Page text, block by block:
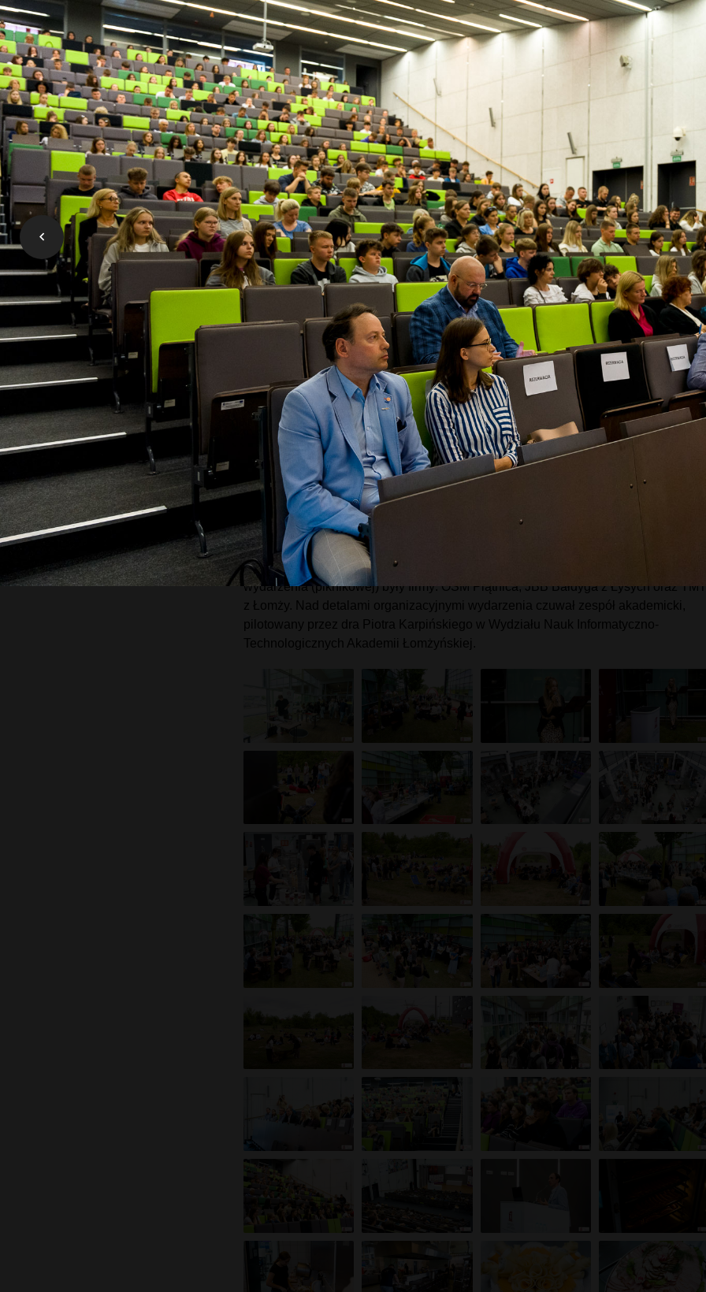
mięsa pochodziło z laboratorium. Dr inż. Bartosz Kruszewski przytaczał wiele
ciekawych faktów: tworzenie „nieśmiertelnych komórek macierzystych”,
mięsa wyhodowanego w laboratorium w steki, szynki i parówki za pomocą druku
3D. Mówił, że wyhodować w laboratorium możemy każde mięso, nie tylko udko
kurczaka ale także polędwicę z lwa lub zebry, albo aligatora. I że czas takiej
produkcji to od dwóch do ośmiu tygodni, a przy optymalizacji procesu – ledwie
osiem dni. Tymczasem wyhodowanie drobiu na farmie to 5-7 tygodni, w przypadku
wieprzowiny 6 miesięcy, a wołowiny – aż 2 lata.
Prelekcji słuchali uczniowie, około czterysta osób zgromadzonych na auli
akademickiej, a także setki łączące się wydarzeniem on-line ze swoich szkół.
Jakub, Janusz, Michał przyjechali do Akademii Łomżyńskiej z Zespołu Szkół w
Rucianem-Nidzie. - Jesteśmy tu po raz pierwszy, ale nasz kolega u was studiuje i
wiemy, że to fajna uczelni. Wykłady były ciekawe, chętnie bym spróbował takiego
mięsa z laboratorium – mówili uczniowie klasy czwartej. I żartowali, że dobrze iż na
części towarzyszącej kampanii edukacyjnej – a był nią piknik z kocykami,
leżaczkami i muzyką na żywo – mięsne przekąski pochodziły z tradycyjnie
wyhodowanej wieprzowiny, przetworzone na ultranowoczesnej uczytelnianej Hali
technologicznej w procesie dydaktycznym na kierunkach Technologia żywności i
żywienie człowieka oraz Bezpieczeństwo i certyfikacja żywności.
II Kampanię Edukacyjną pod hasłem „Bezpieczeństwo Żywności” otwierała
Prorektor ds. Nauki i Współpracy z Zagranicą Akademii Łomżyńskiej dr hab. Sylwia
Chojnowska, prof. AŁ. A w części oficjalnej głos zabierał także Wojciech
Dąbrowski, prezes Edpol Food & Innovations, mówiąc, że firma w najbliższym
półroczu otworzy nowoczesne Centrum Badawczo – Rozwojowe, a do pracy w nim
zaprasza absolwentów Akademii Łomżyńskiej kierunków Technologia żywności i
żywienie człowieka oraz Bezpieczeństwo i certyfikacja żywności.
Organizatorami wydarzenia był Wydział Nauk Informatyczno-Technologicznych
Akademii Łomżyńskiej oraz Samorząd Studentów AŁ. Sponsorami drugiej części
wydarzenia (piknikowej) były firmy: OSM Piątnica, JBB Bałdyga z Łysych oraz TMT
z Łomży. Nad detalami organizacyjnymi wydarzenia czuwał zespół akademicki,
pilotowany przez dra Piotra Karpińskiego w Wydziału Nauk Informatyczno-
Technologicznych Akademii Łomżyńskiej.